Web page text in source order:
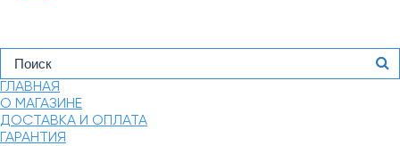
ГЛАВНАЯ
О МАГАЗИНЕ
ДОСТАВКА И ОПЛАТА
ГАРАНТИЯ